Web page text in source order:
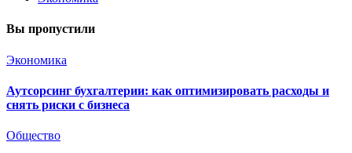
Вы пропустили
Экономика
Аутсорсинг бухгалтерии: как оптимизировать расходы и
снять риски с бизнеса
Общество